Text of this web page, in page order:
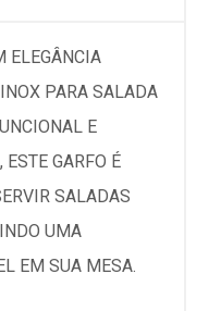
ELEGÂNCIA
PARA SALADA
E
GARFO É
SALADAS
UMA
EM SUA MESA.